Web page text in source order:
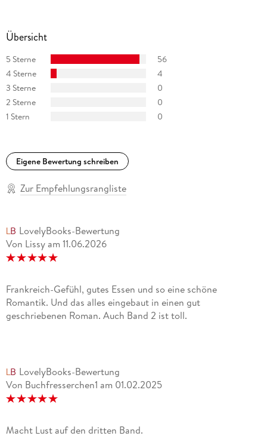
Übersicht
5 Sterne
56
4 Sterne
4
3 Sterne
0
2 Sterne
0
1 Stern
0
Eigene Bewertung schreiben
Zur Empfehlungsrangliste
LovelyBooks-Bewertung
Von Lissy am 11.06.2026
Frankreich-Gefühl, gutes Essen und so eine schöne
Romantik. Und das alles eingebaut in einen gut
geschriebenen Roman. Auch Band 2 ist toll.
LovelyBooks-Bewertung
Von Buchfresserchen1 am 01.02.2025
Macht Lust auf den dritten Band.